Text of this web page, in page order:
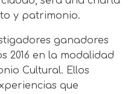
y patrimonio.
ganadores
2016 en la modalidad
Cultural. Ellos
que